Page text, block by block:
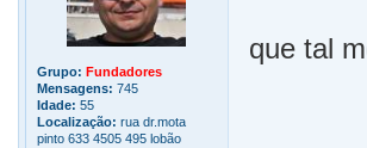
Grupo: Fundadores
Mensagens: 745
Idade: 55
Localização: rua dr.mota
pinto 633 4505 495 lobão
que tal